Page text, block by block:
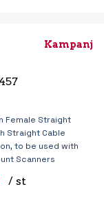
Kampanj
Female Straight
Straight Cable
to be used with
Scanners
/ st